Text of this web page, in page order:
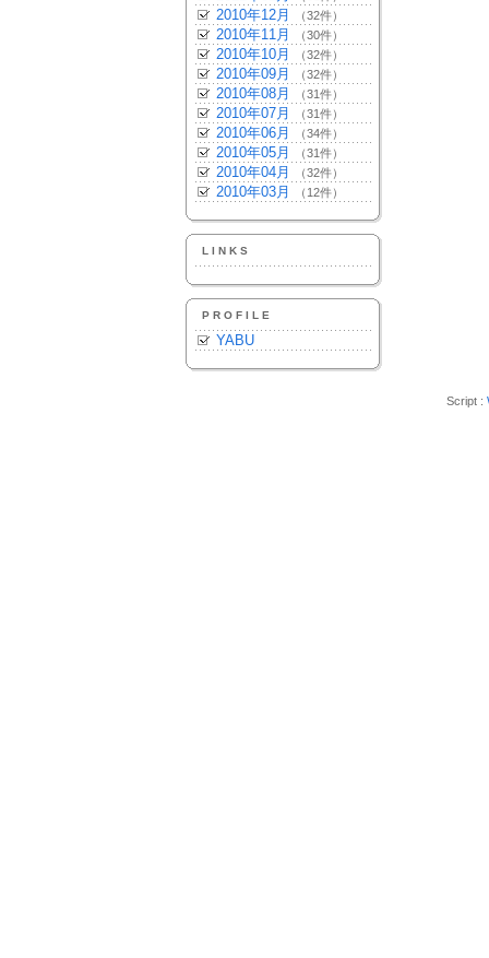
2010年12月 （32件）
2010年11月 （30件）
2010年10月 （32件）
2010年09月 （32件）
2010年08月 （31件）
2010年07月 （31件）
2010年06月 （34件）
2010年05月 （31件）
2010年04月 （32件）
2010年03月 （12件）
LINKS
PROFILE
YABU
Script :